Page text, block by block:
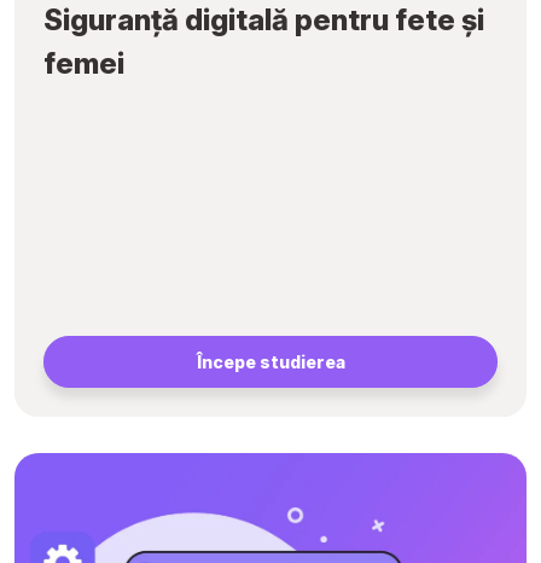
Siguranță digitală pentru fete și
femei
Începe studierea